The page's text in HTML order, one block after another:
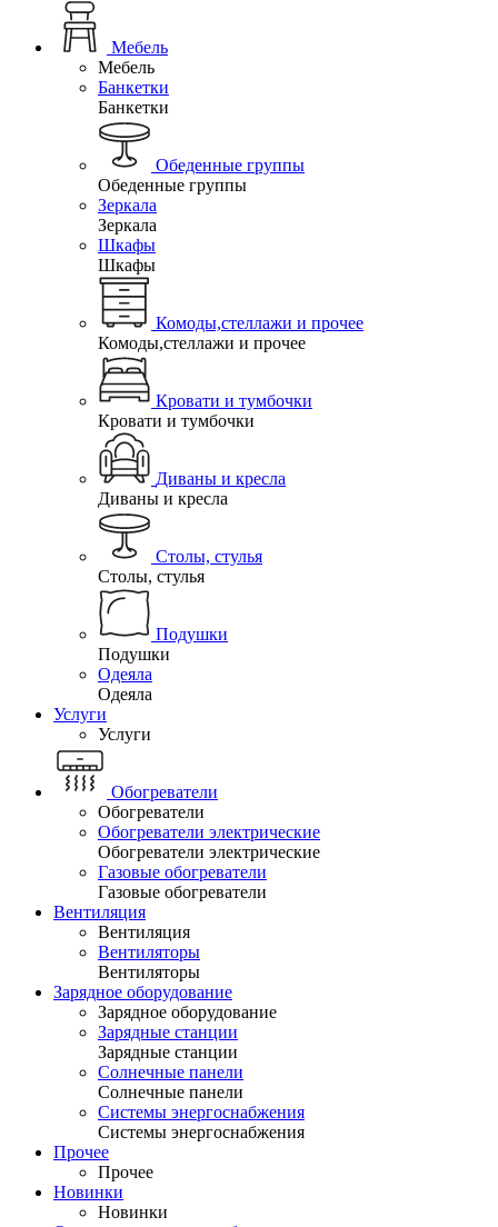
Мебель
Мебель
Банкетки
Банкетки
Обеденные группы
Обеденные группы
Зеркала
Зеркала
Шкафы
Шкафы
Комоды,стеллажи и прочее
Комоды,стеллажи и прочее
Кровати и тумбочки
Кровати и тумбочки
Диваны и кресла
Диваны и кресла
Столы, стулья
Столы, стулья
Подушки
Подушки
Одеяла
Одеяла
Услуги
Услуги
Обогреватели
Обогреватели
Обогреватели электрические
Обогреватели электрические
Газовые обогреватели
Газовые обогреватели
Вентиляция
Вентиляция
Вентиляторы
Вентиляторы
Зарядное оборудование
Зарядное оборудование
Зарядные станции
Зарядные станции
Солнечные панели
Солнечные панели
Системы энергоснабжения
Системы энергоснабжения
Прочее
Прочее
Новинки
Новинки